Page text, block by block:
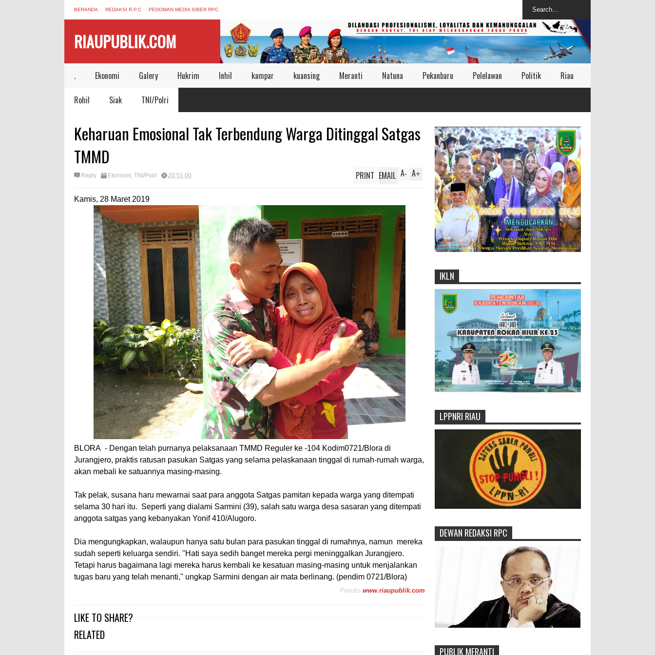
BERANDA REDAKSI R.P.C PEDOMAN MEDIA SIBER RPC
RIAUPUBLIK.COM
. Ekonomi Galery Hukrim Inhil kampar kuansing Meranti Natuna Pekanbaru Pelelawan Politik Riau
Rohil Siak TNI/Polri
Keharuan Emosional Tak Terbendung Warga Ditinggal Satgas
TMMD
Reply Ekonomi, TNI/Polri 20.51.00 A+
A-
PRINT EMAIL
Kamis, 28 Maret 2019
BLORA - Dengan telah purnanya pelaksanaan TMMD Reguler ke -104 Kodim0721/Blora di
Jurangjero, praktis ratusan pasukan Satgas yang selama pelaskanaan tinggal di rumah-rumah warga,
akan mebali ke satuannya masing-masing.
Tak pelak, susana haru mewarnai saat para anggota Satgas pamitan kepada warga yang ditempati
selama 30 hari itu. Seperti yang dialami Sarmini (39), salah satu warga desa sasaran yang ditempati
anggota satgas yang kebanyakan Yonif 410/Alugoro.
Dia mengungkapkan, walaupun hanya satu bulan para pasukan tinggal di rumahnya, namun mereka
sudah seperti keluarga sendiri. ''Hati saya sedih banget mereka pergi meninggalkan Jurangjero.
Tetapi harus bagaimana lagi mereka harus kembali ke kesatuan masing-masing untuk menjalankan
tugas baru yang telah menanti," ungkap Sarmini dengan air mata berlinang. (pendim 0721/Blora)
Penulis www.riaupublik.com
LIKE TO SHARE?
RELATED
IKLN
LPPNRI RIAU
DEWAN REDAKSI RPC
PUBLIK MERANTI